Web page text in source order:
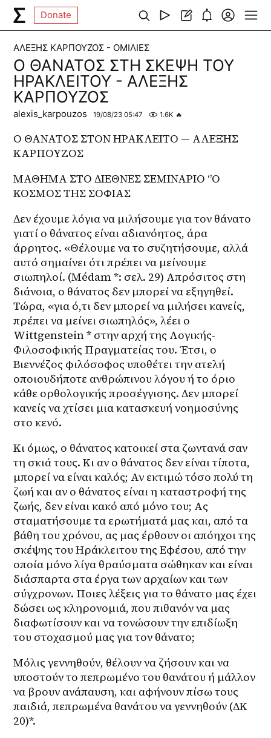
Donate
ΑΛΕΞΗΣ ΚΑΡΠΟΥΖΟΣ - ΟΜΙΛΙΕΣ
Ο ΘΑΝΑΤΟΣ ΣΤΗ ΣΚΕΨΗ ΤΟΥ
ΗΡΑΚΛΕΙΤΟΥ - ΑΛΕΞΗΣ
ΚΑΡΠΟΥΖΟΣ
alexis_karpouzos 19/08/23 05:47 1.6K 🔥
Ο ΘΑΝΑΤΟΣ ΣΤΟΝ ΗΡΑΚΛΕΙΤΟ — ΑΛΕΞΗΣ
ΚΑΡΠΟΥΖΟΣ
ΜΑΘΗΜΑ ΣΤΟ ΔΙΕΘΝΕΣ ΣΕΜΙΝΑΡΙΟ ‘’Ο
ΚΟΣΜΟΣ ΤΗΣ ΣΟΦΙΑΣ
Δεν έχουμε λόγια να μιλήσουμε για τον θάνατο
γιατί ο θάνατος είναι αδιανόητος, άρα
άρρητος. «Θέλουμε να το συζητήσουμε, αλλά
αυτό σημαίνει ότι πρέπει να μείνουμε
σιωπηλοί. (Médam *: σελ. 29) Απρόσιτος στη
διάνοια, ο θάνατος δεν μπορεί να εξηγηθεί.
Τώρα, «για ό,τι δεν μπορεί να μιλήσει κανείς,
πρέπει να μείνει σιωπηλός», λέει ο
Wittgenstein * στην αρχή της Λογικής-
Φιλοσοφικής Πραγματείας του. Έτσι, ο
Βιεννέζος φιλόσοφος υποθέτει την ατελή
οποιουδήποτε ανθρώπινου λόγου ή το όριο
κάθε ορθολογικής προσέγγισης. Δεν μπορεί
κανείς να χτίσει μια κατασκευή νοημοσύνης
στο κενό.
Κι όμως, ο θάνατος κατοικεί στα ζωντανά σαν
τη σκιά τους. Κι αν ο θάνατος δεν είναι τίποτα,
μπορεί να είναι καλός; Αν εκτιμώ τόσο πολύ τη
ζωή και αν ο θάνατος είναι η καταστροφή της
ζωής, δεν είναι κακό από μόνο του; Ας
σταματήσουμε τα ερωτήματά μας και, από τα
βάθη του χρόνου, ας μας έρθουν οι απόηχοι της
σκέψης του Ηράκλειτου της Εφέσου, από την
οποία μόνο λίγα θραύσματα σώθηκαν και είναι
διάσπαρτα στα έργα των αρχαίων και των
σύγχρονων. Ποιες λέξεις για το θάνατο μας έχει
δώσει ως κληρονομιά, που πιθανόν να μας
διαφωτίσουν και να τονώσουν την επιδίωξη
του στοχασμού μας για τον θάνατο;
Μόλις γεννηθούν, θέλουν να ζήσουν και να
υποστούν το πεπρωμένο του θανάτου ή μάλλον
να βρουν ανάπαυση, και αφήνουν πίσω τους
παιδιά, πεπρωμένα θανάτου να γεννηθούν (ΔΚ
20)*.